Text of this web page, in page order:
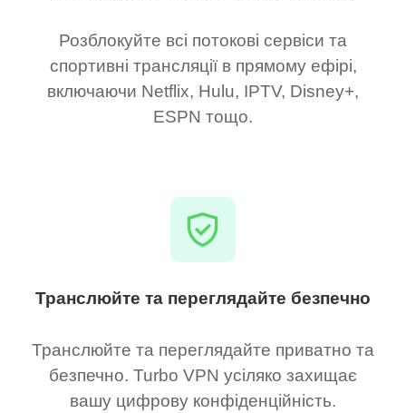
Розблокуйте всі потокові сервіси та
спортивні трансляції в прямому ефірі,
включаючи Netflix, Hulu, IPTV, Disney+,
ESPN тощо.
Транслюйте та переглядайте безпечно
Транслюйте та переглядайте приватно та
безпечно. Turbo VPN усіляко захищає
вашу цифрову конфіденційність.